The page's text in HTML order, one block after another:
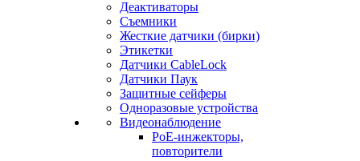
Деактиваторы
Съемники
Жесткие датчики (бирки)
Этикетки
Датчики CableLock
Датчики Паук
Защитные сейферы
Одноразовые устройства
Видеонаблюдение
PoE-инжекторы,
повторители